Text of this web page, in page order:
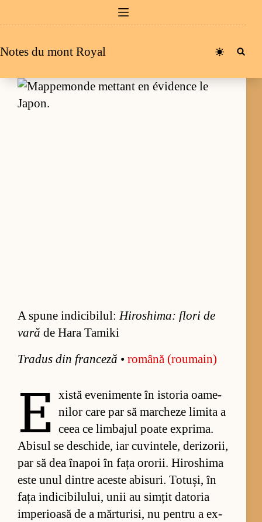
au
Notes du mont Royal
A spune indicibilul:Hiroshima: flori de
vară de Hara Tamiki
Tra­dus din fran­ceză • ro­mână (ro­u­main)
E xistă eve­ni­mente în is­to­ria oa­me­
ni­lor care par să mar­cheze li­mita a
ceea ce lim­ba­jul poate ex­pri­ma.
Abi­sul se des­chi­de, iar cu­vin­te­le, de­ri­zo­rii,
par să dea îna­poi în fața oro­rii. Hi­ros­hima
este unul din­tre aceste abi­suri. To­tuși, în
fața in­di­ci­bi­lu­lui, unii au sim­țit da­to­ria
im­pe­ri­oasă de a măr­tu­ri­si, nu pen­tru a ex­